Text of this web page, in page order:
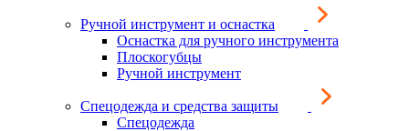
Ручной инструмент и оснастка
Оснастка для ручного инструмента
Плоскогубцы
Ручной инструмент
Спецодежда и средства защиты
Спецодежда